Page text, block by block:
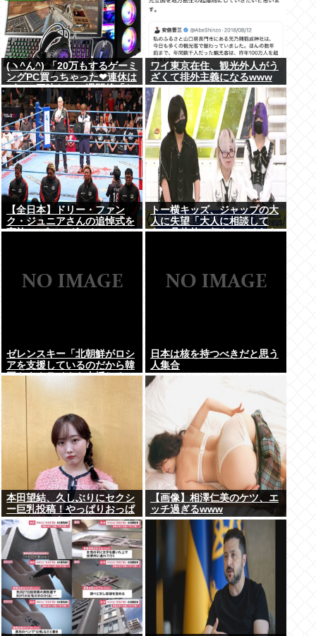
(ヽ^ん^) 「20万もするゲーミ
ングPC買っちゃった❤連休は
ゲーム三昧だ」一週間後「お
届け物でーす」（ヽ´ん`）
「そう…」
ワイ東京在住、観光外人がう
ざくて排外主義になるwww
【全日本】ドリー・ファン
ク・ジュニアさんの追悼式を
実施 スピニング・トー・ホー
トー横キッズ、ジャップの大
人に失望「大人に相談して
も、具体的に何もしてくれな
ゼレンスキー「北朝鮮がロシ
アを支援しているのだから韓
国もウクライナを支援しろ」
日本は核を持つべきだと思う
人集合
本田望結、久しぶりにセクシ
ー巨乳投稿！やっぱりおっぱ
いでかかった！
【画像】相澤仁美のケツ、エ
ッチ過ぎるwww